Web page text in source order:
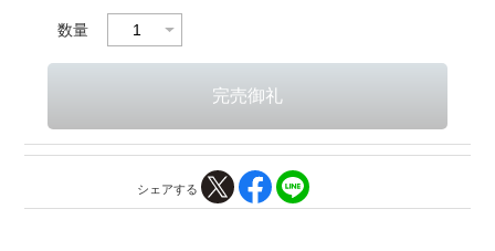
数量
シェアする